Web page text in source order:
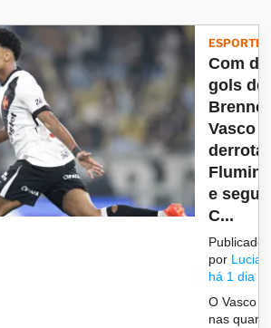
ESPORTES
Com
gols de
Vasco
derrota
e
C...
Publicado
por
há 1 dia
O Vasco
nas